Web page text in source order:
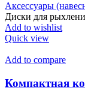
Аксессуары
Диски для
Add to wishlist
Quick view
Add to compare
Компактная